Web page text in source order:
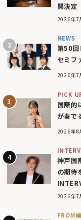
開決定
2026年7
NEWS
第50回
セミフ
2026年7
PICK
国際的
が奏で
2026年8
神戸国
の期待
2026年7
FROM